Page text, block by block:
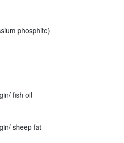
phosphite)
fish oil
sheep fat